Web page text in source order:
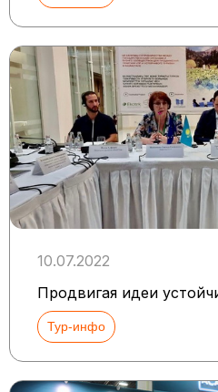
10.07.2022
Продвигая идеи
Тур-инфо